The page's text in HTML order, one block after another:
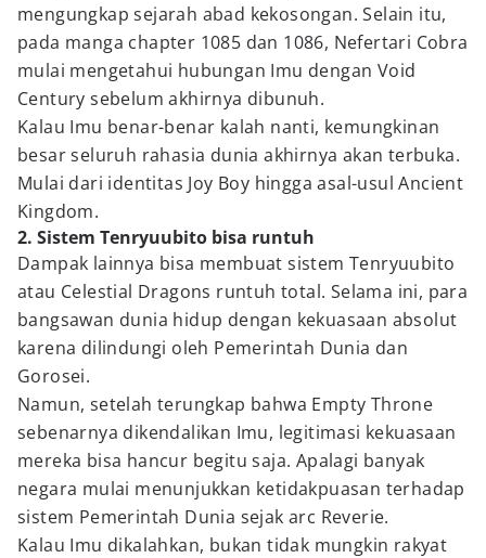
mengungkap sejarah abad kekosongan. Selain itu,
pada manga chapter 1085 dan 1086, Nefertari Cobra
mulai mengetahui hubungan Imu dengan Void
Century sebelum akhirnya dibunuh.
Kalau Imu benar-benar kalah nanti, kemungkinan
besar seluruh rahasia dunia akhirnya akan terbuka.
Mulai dari identitas Joy Boy hingga asal-usul Ancient
Kingdom.
2. Sistem Tenryuubito bisa runtuh
Dampak lainnya bisa membuat sistem Tenryuubito
atau Celestial Dragons runtuh total. Selama ini, para
bangsawan dunia hidup dengan kekuasaan absolut
karena dilindungi oleh Pemerintah Dunia dan
Gorosei.
Namun, setelah terungkap bahwa Empty Throne
sebenarnya dikendalikan Imu, legitimasi kekuasaan
mereka bisa hancur begitu saja. Apalagi banyak
negara mulai menunjukkan ketidakpuasan terhadap
sistem Pemerintah Dunia sejak arc Reverie.
Kalau Imu dikalahkan, bukan tidak mungkin rakyat